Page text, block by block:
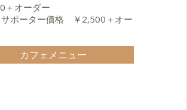
＋オーダー
ポーター価格 ￥2,500＋オー
カフェメニュー